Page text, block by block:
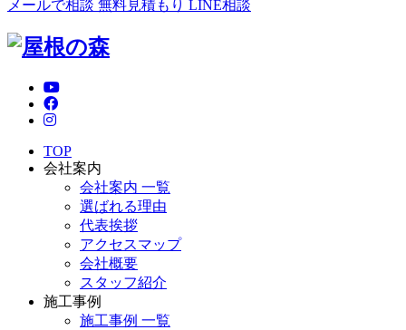
メールで相談 無料見積もり LINE相談
TOP
会社案内
会社案内 一覧
選ばれる理由
代表挨拶
アクセスマップ
会社概要
スタッフ紹介
施工事例
施工事例 一覧